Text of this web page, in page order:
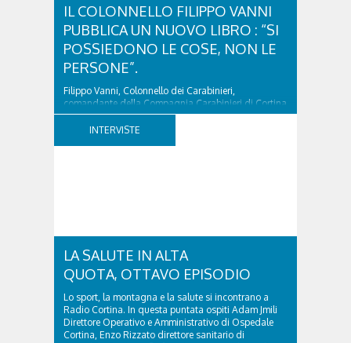
IL COLONNELLO FILIPPO VANNI
PUBBLICA UN NUOVO LIBRO : “SI
POSSIEDONO LE COSE, NON LE
PERSONE”.
Filippo Vanni, Colonnello dei Carabinieri,
comandante della Compagnia Carabinieri di Cortina
d’Ampezzo sino al 2010, esperto di legislazione
nazionale ed europea, è l’ideatore del progetto di
INTERVISTE
LA SALUTE IN ALTA
QUOTA, OTTAVO EPISODIO
Lo sport, la montagna e la salute si incontrano a
Radio Cortina. In questa puntata ospiti Adam Jmili
Direttore Operativo e Amministrativo di Ospedale
Cortina, Enzo Rizzato direttore sanitario di